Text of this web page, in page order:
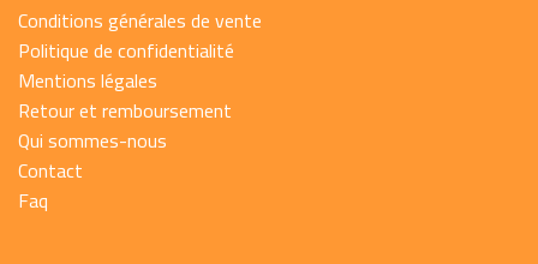
Conditions générales de vente
Politique de confidentialité
Mentions légales
Retour et remboursement
Qui sommes-nous
Contact
Faq